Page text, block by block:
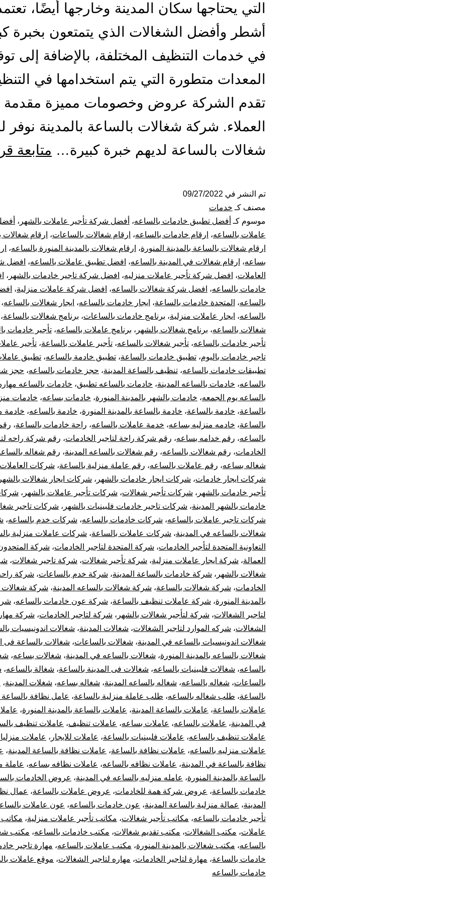
التي يحتاجها سكان المدينة وخارجها أيضًا،
أشطر وأفضل الشغالات الذي يتمتعون بخبرة
في خدمات التنظيف المختلفة، بالإضافة إلى
المعدات متطورة التي يتم استخدامها في
تقدم الشركة عروض وخصومات مميزة مقدمة
العملاء. شركة شغالات بالساعة بالمدينة نوفر
شغالات بالساعة لديهم خبرة كبيرة… متابعة
تم النشر في 09/27/2022
مصنف كـ خدمات
موسوم كـ أفضل تطبيق خادمات بالساعه، أفضل شركة تأجير عاملات بالشهر ،
عاملات بالساعه، ارقام خادمات بالساعه، ارقام شغالات بالساعات، ارقام شغالات
ارقام شغالات بالساعة بالمدينة المنورة، ارقام شغالات بالمدينة المنورة بالساعه،
بساعه، ارقام شغالات في المدينة بالساعه، افضل تطبيق عاملات بالساعه، افضل
العاملات، افضل شركة تأجير عاملات منزليه، افضل شركة تاجير خادمات بالشهر ،
خادمات بالساعه، افضل شركة شغالات بالساعه، افضل شركة عاملات منزلية،
بالساعه، المتحدة خادمات بالساعة، ايجار خادمات بالساعه، ايجار شغالات بالساعه
بالساعه، ايجار عاملات منزلية، برنامج خادمات بالساعات، برنامج شغالات بالساعة
شغالات بالساعه، برنامج شغالات بالشهر ، برنامج عاملات بالساعه، تأجير خادمات
تأجير خادمات بالساعه، تأجير شغالات بالساعه، تأجير عاملات بالساعة، تأجير
تاجير خادمات باليوم، تطبيق خادمات بالساعة، تطبيق خادمة بالساعه، تطبيق
تطبيقات خادمات بالساعه، تنظيف بالساعة المدينة، حجز خادمات بالساعه، حجز
بالساعه، خادمات بالساعه المدينة، خادمات بالساعه تطبيق، خادمات بالساعه
بالساعه يوم الجمعه، خادمات بالشهر بالمدينة المنورة، خادمات بساعه، خادمات
بالساعة، خادمة بالساعة، خادمة بالساعة بالمدينة المنورة، خادمة بالساعه، خادمة
بالساعة، خادمه منزليه بساعه، خدمة عاملات بالساعه، راحة خادمات بالساعة،
بالساعه، رقم خدامه بساعه، رقم شركة راحة لتاجير الخادمات، رقم شركة راحه
الخادمات، رقم شغالات بالساعه، رقم شغالات بالساعه المدينة، رقم شغاله
شغاله بساعه، رقم عاملات بالساعه، رقم عاملة منزلية بالساعة، شركات
شركات ايجار خادمات، شركات ايجار خادمات بالشهر ، شركات ايجار شغالات
تأجير خادمات بالشهر ، شركات تأجير شغالات، شركات تأجير عاملات بالشهر ،
خادمات بالشهر المدينة، شركات تاجير خادمات فلبينيات بالشهر ، شركات تاجير
شركات تاجير عاملات بالساعه، شركات خادمات بالساعه، شركات خدم بالساعه،
شغالات بالساعه في المدينة، شركات عاملات بالساعة، شركات عاملات منزلية
التعاونية المتحدة لتأجير الخادمات، شركة المتحدة لتاجير الخادمات، شركة
العمالة، شركة ايجار عاملات منزلية، شركة تأجير شغالات، شركة تاجير شغالات،
شغالات بالشهر ، شركة خادمات بالساعة المدينة، شركة خدم بالساعات، شركة
الخادمات، شركة شغالات بالساعة، شركة شغالات بالساعه المدينة، شركة شغالات
بالمدينة المنورة، شركة عاملات تنظيف بالساعة، شركة عون خادمات بالساعه،
لتاجير الشغالات، شركة لتأجير شغالات بالشهر ، شركة لتاجير الخادمات، شركة
الشغالات، شركه الموارد لتاجير الشغالات، شغالات المدينة، شغالات اندونيسيات
شغالات اندونيسيات بالساعه في المدينة، شغالات بالساعات، شغالات بالساعة فى
شغالات بالساعه بالمدينة المنورة، شغالات بالساعه في المدينة، شغالات بساعه،
بالساعه، شغالات فلبينيات بالساعه، شغالات فى المدينة بالساعة، شغالة بالساعه،
بالساعات، شغاله بالساعه، شغاله بالساعه المدينة، شغاله بساعه، شغلات المدينة،
بالساعة، طلب شغاله بالساعه، طلب عاملة منزلية بالساعة، عامل نظافة بالساعة
عاملات بالساعة، عاملات بالساعة المدينة، عاملات بالساعة بالمدينة المنورة،
في المدينة، عاملات بالساعه، عاملات بساعه، عاملات تنظيف، عاملات تنظيف
عاملات تنظيف بالساعه، عاملات فلبينيات بالساعة، عاملات للايجار ، عاملات
عاملات منزليه بالساعه، عاملات نظافة بالساعة، عاملات نظافة بالساعة المدينة،
نظافة بالساعة في المدينة، عاملات نظافه بالساعه، عاملات نظافه بساعه، عاملة
بالساعة بالمدينة المنورة، عامله منزليه بالساعه في المدينة، عروض الخادمات
خادمات بالساعة، عروض شركة همة للخادمات، عروض عاملات بالساعة، عمال
المدينة، عمالة منزلية بالساعة المدينة، عون خادمات بالساعه، عون عاملات
تأجير خادمات بالساعه، مكاتب تأجير شغالات، مكاتب تأجير عاملات منزلية، مكاتب
عاملات، مكتب الشغالات، مكتب تقديم شغالات، مكتب خادمات بالساعه، مكتب
بالساعه، مكتب شغالات بالمدينة المنورة، مكتب عاملات بالساعه، مهارة تاجير
خادمات بالساعة، مهارة لتاجير الخادمات، مهاره لتاجير الشغالات، موقع عاملات
خادمات بالساعه